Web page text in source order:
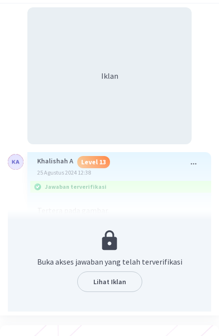
Iklan
Khalishah A Level 13
25 Agustus 2024 12:38
Jawaban terverifikasi
Buka akses jawaban yang telah terverifikasi
Lihat Iklan